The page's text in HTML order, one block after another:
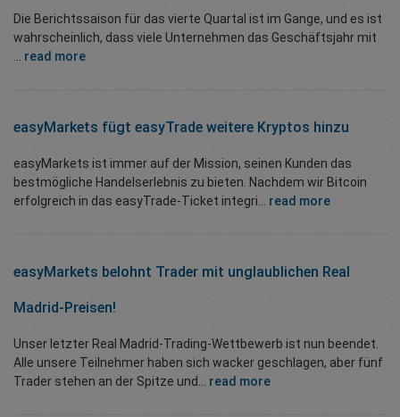
Die Berichtssaison für das vierte Quartal ist im Gange, und es ist
wahrscheinlich, dass viele Unternehmen das Geschäftsjahr mit
read more
easyMarkets fügt easyTrade weitere Kryptos hinzu
easyMarkets ist immer auf der Mission, seinen Kunden das
bestmögliche Handelserlebnis zu bieten. Nachdem wir Bitcoin
erfolgreich in das easyTrade-Ticket integri... read more
easyMarkets belohnt Trader mit unglaublichen Real
Madrid-Preisen!
Unser letzter Real Madrid-Trading-Wettbewerb ist nun beendet.
Alle unsere Teilnehmer haben sich wacker geschlagen, aber fünf
Trader stehen an der Spitze und... read more